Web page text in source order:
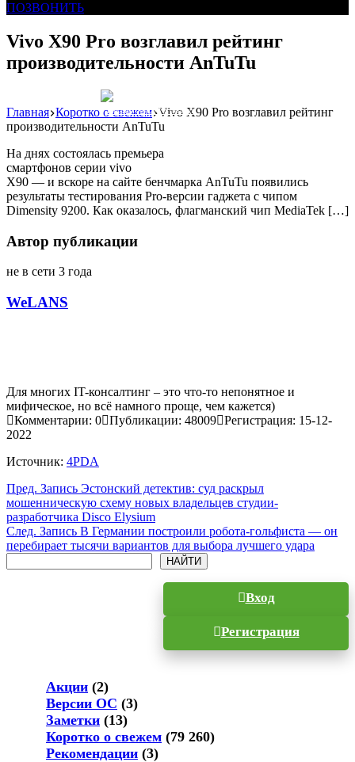
ПОЗВОНИТЬ
Vivo X90 Pro возглавил рейтинг
производительности AnTuTu
Реклама: WeLANS облако
Главная Коротко о свежем Vivo X90 Pro возглавил рейтинг
производительности AnTuTu
На днях состоялась премьера
смартфонов серии vivo
X90 — и вскоре на сайте бенчмарка AnTuTu появились
результаты тестирования Pro-версии гаджета с чипом
Dimensity 9200. Как оказалось, флагманский чип MediaTek […]
Автор публикации
не в сети 3 года
WeLANS
Для многих IT-консалтинг – это что-то непонятное и
мифическое, но всё намного проще, чем кажется)
Комментарии: 0 Публикации: 48009 Регистрация: 15-12-
2022
Источник: 4PDA
Пред. Запись Эстонский детектив: суд раскрыл
мошенническую схему новых владельцев студии-
разработчика Disco Elysium
След. Запись В Германии построили робота-гольфиста — он
перебирает тысячи вариантов для выбора лучшего удара
НАЙТИ
Вход
Регистрация
Акции (2)
Версии ОС (3)
Заметки (13)
Коротко о свежем (79 260)
Рекомендации (3)